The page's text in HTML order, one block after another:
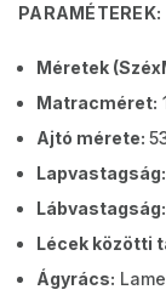
PARAMÉTEREK:
Méretek
Matracméret:
Ajtó mérete:
Lapvastagság:
Lábvastagság:
Lécek közötti
Ágyrács: